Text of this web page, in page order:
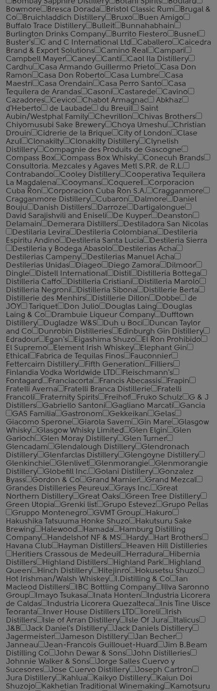
Bowmore
Bresca Dorada Bristol Classic Rum
Brugal &
Co
Bruichladdich Distillery Bruxo
Buen Amigo
Buffalo Trace Distillery
Bulleit
Bunnahabhain
Burlington Drinks Company
Burrito Fiestero
Busnel
Buster's
C and C International Ltd Caballero
Caicedra
Brand & Export Solutions
Camino Real
Campari
Campbell Mayer
Caney Canti
Caol Ila Distillery
Cardhu
Casa Armando Guillermo Prieto
Casa Don
Ramon
Casa Don Roberto Casa Lumbre
Casa
Maestri
Casa Orendain Casa Perro Santo
Casa
Tequilera de Arandas
Casoni Castarede
Cavino
Cazadores
Cevico Chabot Armagnac
Abkhaz
d'Heberto
de Laubade du Breuil
Saint
Aubin/Westphal Family
Chevrillon
Chivas Brothers
Chiyomusubi Sake Brewery
Choya Umeshu
Christian
Drouin
Cidrerie de la Brique City of London
Clase
Azul
Clonakilty Clonakilty Distillery
Clynelish
Distillery
Compagnie des Produits de Gascogne
Compass Box
Compass Box Whisky
Conecuh Brands
Consultoria. Mezcales y Agaves Metl S.P.R. de R.L.
Contrabando
Cooley Distillery
Cooperativa Tequilera
La Magdalena
Cooymans Coquerel
Corporacion
Cuba Ron
Corporacion Cuba Ron S.A.
Cragganmore
Cragganmore Distillery
Cubaron Dalmore
Daniel
Bouju
Danish Distillers Darroze
Dartigalongue
David Sarajishvili and Eniseli
De Kuyper
Deanston
Delamain
Demerara Distillers
Destiladora San Nicolas
Destilaria Levira
Destileria Colombiana
Destileria
Espiritu Andino
Destileria Santa Lucia
Destileria Sierra
Destileria y Bodega Abasolo
Destilerias Acha
Destilerias Campeny
Destilerias Manuel Acha
Destilerias Unidas
Diageo Diego Zamora
Dilmoor
Dingle
Distell International Distil
Distilleria Bottega
Distilleria Caffo
Distilleria Cristiani
Distilleria Marolo
Distilleria Negroni
Distilleria Sibona
Distillerie Berta
Distillerie des Menhirs
Distillerie Dillon Dobbe
de
JOY
Tariquet Don Julio Douglas Laing
Douglas
Laing & Co
Drambuie Liqueur Company
Dufftown
Distillery
Dugladze W&S Duh u Boci
Duncan Taylor
and Co
Dunrobin Distilleries
Edinburgh Gin Distillery
Edradour
Egan's Eigashima Shuzo
El Ron Prohibido
El Supremo
Element Irish Whiskey
Elephant Gin
Ethical
Fabrica de Tequilas Finos
Fauconnier
Fettercairn Distillery
Fifth Generation
Filliers
Finlandia Vodka Worldwide LTD
Fleischmann's
Fontagard
Franciacorta Francis Abecassis
Frapin
Fratelli Averna
Fratelli Branca Distillerie
Fratelli
‎Francoli
Fraternity Spirits Freihof Fruko Schulz
G & J
Distillers
Gabriello Santoni Gagliano Marcati
Gancia
GAS Familia
Gastronom Gekkeikan
Gelas
Giacomo Sperone
Giarola Savem Gin Mare
Glasgow
Whisky
Glasgow Whisky Limited Glen Elgin
Glen
Garioch
Glen Moray Distillery
Glen Turner
Glencadam
Glendalough Distillery
Glendronach
Distillery
Glenfarclas Distillery
Glengoyne Distillery
Glenkinchie
Glenlivet Glenmorangie
Glenmorangie
Distillery
Globefill Inc. Golani Distillery
Gonzalez
Byass
Gordon & Co Grand Marnier
Grand Mezcal
Grandes Distilleries Peureux
Grays Inc.
Great
Northern Distillery
Great Oaks
Green Tree Distillery
Green Utopia
Grenki list Grupo Estevez
Grupo Pellas
Gruppo Montenegro
GVMT Group
Hakuro
Hakushika Tatsuuma Honke Shuzo
Hakutsuru Sake
Brewing
Halewood Hamada
Hamburg Distilling
Company
Handelshof NF & MS Hardy
Hart Brothers
Havana Club
Hayman Distillers
Heaven Hill Distilleries
Heritiers Crassous de Medeuil
Herradura
Hibernia
Distillers
Highland Distillers Highland Park
Highland
Queen
Hinch Distillery Hitejinro
Hokusetsu Shuzo
Hot Irishman/Walsh Whiskey
I.Distilling & Co
Ian
Macleod Distillers
IBC Bottling Company
Illva Saronno
Group
Imayo Tsukasa Inata Honten
Industria Licorera
de Caldas
Industria Licorera Quezalteca
Inis Tine Uisce
Teoranta
Inver House Distillers LTD Ioreli
Irish
Distillers
Isle of Arran Distillery Isle Of Jura
Italicus
J&B
Jack Daniel's Distillery
Jack Daniels Distillery
Jagermeister
Jameson Distillery
Jan Becher
Janneau
Jean-Francois Guillouet-Huard
Jim B.Beam
Distilling Co
John Dewar & Sons
John Distilleries
Johnnie Walker & Sons
Jorge Salles Cuervo y
Sucesores
Jose Cuervo Distillery
Joseph Cartron
Jura Distillery
Kahlua Kaikyo Distillery
Kaiun Doi
Shuzojo
Kakhetian Traditional Winemaking
Kamotsuru